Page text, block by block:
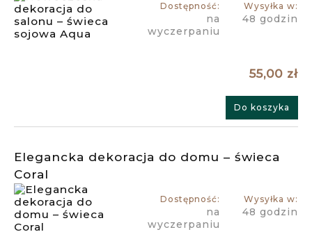
Dostępność:
na
wyczerpaniu
Wysyłka w:
48 godzin
55,00 zł
Do koszyka
Elegancka dekoracja do domu – świeca
Coral
Dostępność:
na
wyczerpaniu
Wysyłka w:
48 godzin